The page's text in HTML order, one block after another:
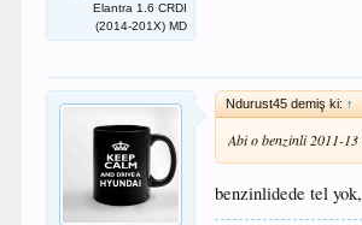
Elantra 1.6 CRDI
(2014-201X) MD
Ndurust45 demiş ki: ↑
Abi o benzinli 2011-
benzinlidede tel